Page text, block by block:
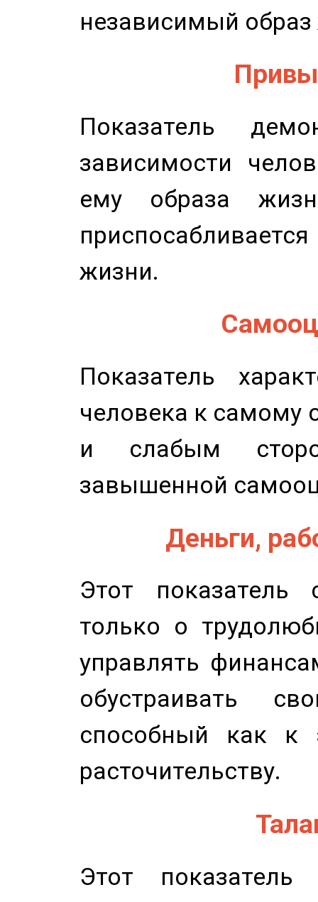
независимый
Показатель
зависимости
ему образа
жизни.
Показатель
человека к самому
и слабым
завышенной
Деньги,
Этот показатель
только о
управлять
обустраивать
способный как к
расточительству.
Этот показатель